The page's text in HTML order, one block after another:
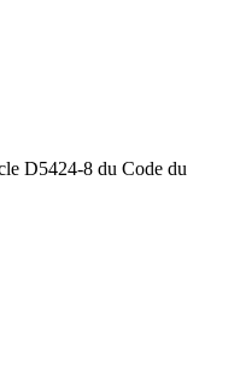
D5424-8 du Code du